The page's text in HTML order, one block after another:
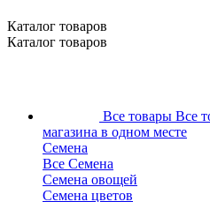
Каталог товаров
Каталог товаров
Все товары Все
магазина в одном месте
Семена
Все Семена
Семена овощей
Семена цветов